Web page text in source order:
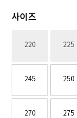
사이즈
220재고없음 225
245 250
270 275